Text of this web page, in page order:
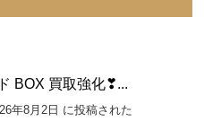
BOX 買取強化❣...
年8月2日 に投稿された